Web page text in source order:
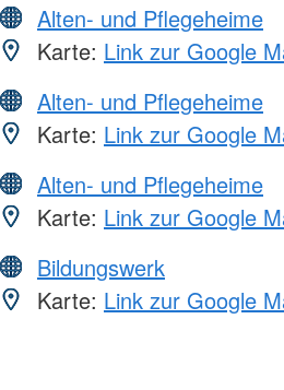
Alten- und Pflegeheime
Karte: Link zur Google
Alten- und Pflegeheime
Karte: Link zur Google
Alten- und Pflegeheime
Karte: Link zur Google
Bildungswerk
Karte: Link zur Google